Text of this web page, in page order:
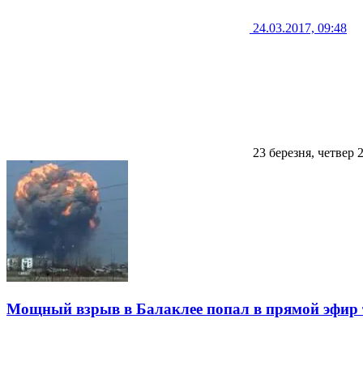
24.03.2017, 09:48
23 березня, четвер
Мощный взрыв в Балаклее попал в прямой